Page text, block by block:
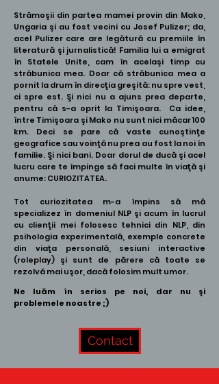
Strămoşii din partea mamei provin din Mako,
Ungaria şi au fost vecini cu Josef Pulizer; da,
acel Pulizer care are legătură cu premiile în
literatură şi jurnalistică! Familia lui a emigrat
în Statele Unite, cam în acelaşi timp cu
străbunica mea. Doar că străbunica mea a
pornit la drum în direcţia greşită: nu spre vest,
ci spre est. Şi nici nu a ajuns prea departe,
pentru că s-a oprit la Timişoara. Ca idee,
între Timişoara şi Mako nu sunt nici măcar 100
km. Deci se pare că vaste cunoştinţe
geografice sau voinţă nu prea au fost la noi în
familie. Şi nici bani. Doar dorul de ducă şi acel
lucru care te împinge să faci multe în viaţă şi
anume: CURIOZITATEA.
Tot curiozitatea m-a împins să mă
specializez în domeniul NLP şi acum în lucrul
cu clienţii mei folosesc tehnici din NLP, din
psihologia experimentală, exemple concrete
din viaţa personală, sesiuni interactive
(roleplay) şi sunt de părere că toate se
rezolvă mai uşor, dacă folosim mult umor.
Ne luăm în serios pe noi, dar nu şi
problemele noastre ;)
Contact